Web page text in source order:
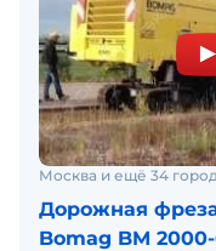
Москва и ещё 34
Дорожная
Bomag BM